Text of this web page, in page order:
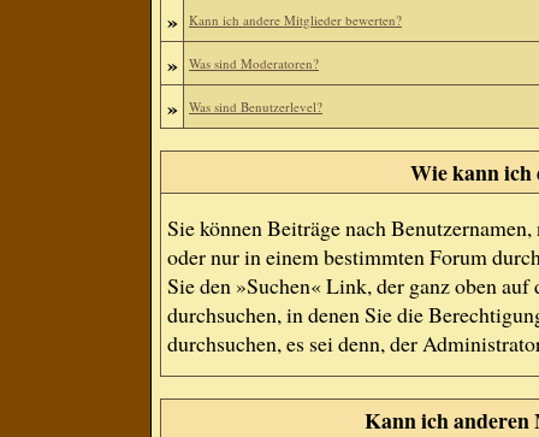
» Kann ich andere Mitglieder bewerten?
» Was sind Moderatoren?
» Was sind Benutzerlevel?
Wie kann ich
Sie können Beiträge nach
oder nur in einem bestimmten Forum
Sie den »Suchen« Link, der ganz oben
durchsuchen, in denen Sie die
durchsuchen, es sei denn, der
Kann ich